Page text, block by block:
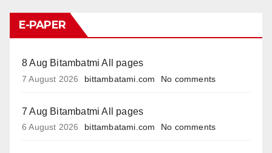
E-PAPER
8 Aug Bitambatmi All pages
7 August 2026 bittambatami.com No comments
7 Aug Bitambatmi All pages
6 August 2026 bittambatami.com No comments